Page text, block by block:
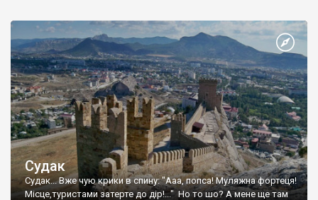
Судак
Судак... Вже чую крики в спину: "Ааа, попса! Муляжна фортеця!
Місце,туристами затерте до дір!..." Но то шо? А мене ще там